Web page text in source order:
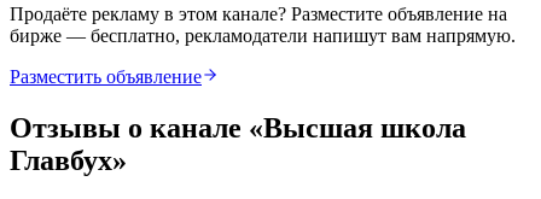
Продаёте рекламу в этом канале? Разместите объявление на
бирже — бесплатно, рекламодатели напишут вам напрямую.
Разместить объявление
Отзывы о канале «Высшая школа
Главбух»